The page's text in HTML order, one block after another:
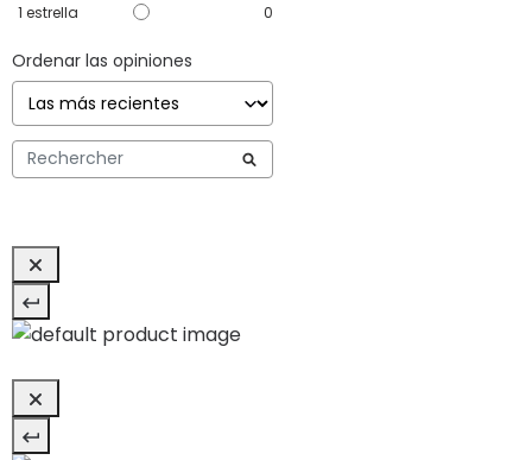
1 estrella 0
Ordenar las opiniones